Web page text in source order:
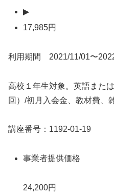
▶
17,985円
利用期間 2021/11/01〜
高校１年生対象。英語また
回）/初月入会金、教材費、
講座番号：1192-01-19
事業者提供価格
24,200円